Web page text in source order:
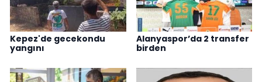
Kepez'de gecekondu
yangını
Alanyaspor’da 2 transfer
birden